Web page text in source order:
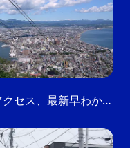
函館山へのアクセス、最新早わかりガイド